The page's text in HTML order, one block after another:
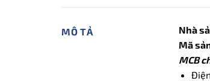
MÔ TẢ Nhà
Mã
MCB